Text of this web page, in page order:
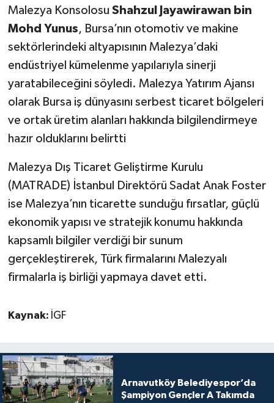
Malezya Konsolosu Shahzul Jayawirawan bin
Mohd Yunus, Bursa’nın otomotiv ve makine
sektörlerindeki altyapısının Malezya’daki
endüstriyel kümelenme yapılarıyla sinerji
yaratabileceğini söyledi. Malezya Yatırım Ajansı
olarak Bursa iş dünyasını serbest ticaret bölgeleri
ve ortak üretim alanları hakkında bilgilendirmeye
hazır olduklarını belirtti
Malezya Dış Ticaret Geliştirme Kurulu
(MATRADE) İstanbul Direktörü Sadat Anak Foster
ise Malezya’nın ticarette sunduğu fırsatlar, güçlü
ekonomik yapısı ve stratejik konumu hakkında
kapsamlı bilgiler verdiği bir sunum
gerçekleştirerek, Türk firmalarını Malezyalı
firmalarla iş birliği yapmaya davet etti.
Kaynak: İGF
Arnavutköy Belediyespor’da
Şampiyon Gençler A Takımda